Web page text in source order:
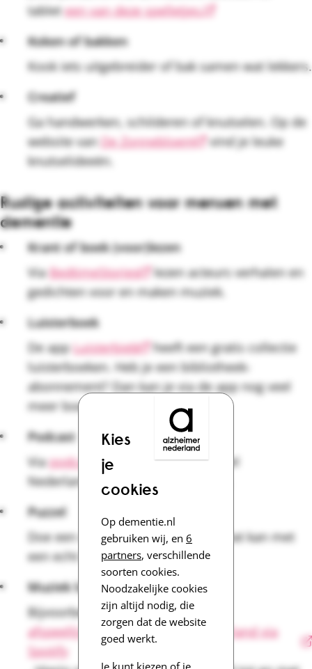
Kies
je
cookies
Op dementie.nl
gebruiken wij, en 6
partners, verschillende
soorten cookies.
Noodzakelijke cookies
zijn altijd nodig, die
zorgen dat de website
goed werkt.
Je kunt kiezen of je
tableteen van deze spelletjes.
Koken of bakken
Kook iets uitgebreider of bak samen wat lekkers.
Creatief
Ga handwerken, schilderen of knutselen. Op de
website vanDe Zonnebloem
vind je leuke
knutselideeën.
Rustige activiteiten voor mensen met
dementie
Krant of boek (voor)lezen
ViaBedtimeStories
lezen acteurs verhalen en
gedichten voor en maken muziek.
Luisterboek
De appLuisterbieb
heeft een gratis collectie
luisterboeken. Heb je een bibliotheek-
abonnement? Dan kan je via de app nog veel
meer boeken gratis beluisteren.
Podcast
Viapodcastluisteren.nl
kun je veel
Nederlandstalige podcasts vinden.
Puzzel
Doe een sudoku of woordpuzzel. Dat kan met
een echt spel, maar ookonline
Muziek luisteren
Bijvoorbeeld via de
afspeellijsten van Alzheimer Nederland via
Spotify